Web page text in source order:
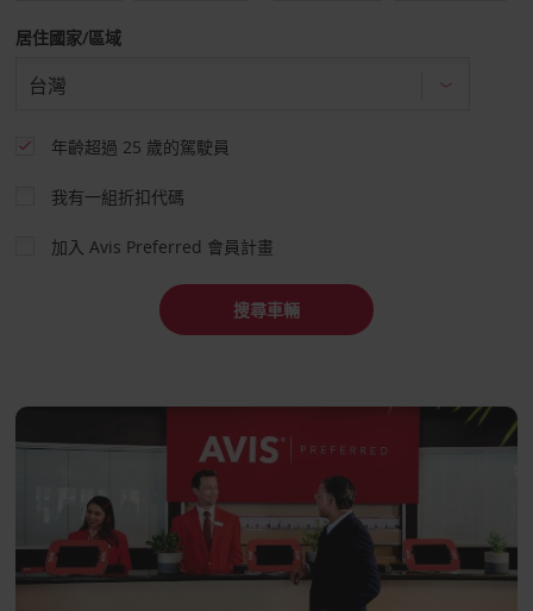
居住國家/區域
年齡超過 25 歲的駕駛員
我有一組折扣代碼
加入 Avis Preferred 會員計畫
搜尋車輛